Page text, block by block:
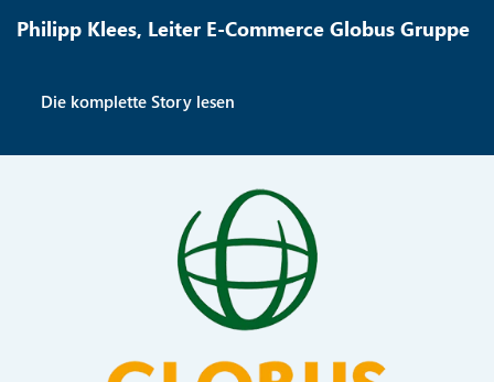
Philipp Klees, Leiter E-Commerce Globus Gruppe
Die komplette Story lesen